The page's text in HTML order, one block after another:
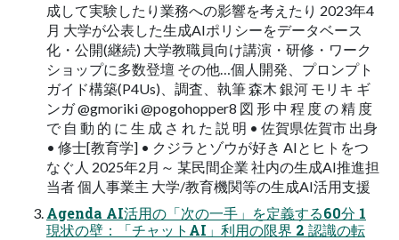
成して実験したり業務への影響を考えたり 2023年4
月 大学が公表した生成AIポリシーをデータベース
化・公開(継続) 大学教職員向け講演・研修・ワーク
ショップに多数登壇 その他…個人開発、プロンプト
ガイド構築(P4Us)、調査、執筆 森木 銀河 モリキ ギ
ンガ @gmoriki @pogohopper8 図 形 中 程 度 の 精 度
で 自 動 的 に 生 成 さ れ た 説 明 • 佐賀県佐賀市 出身
• 修士[教育学] • クジラとゾウが好き AIとヒトをつ
なぐ人 2025年2月～ 某民間企業 社内の生成AI推進担
当者 個人事業主 大学/教育機関等の生成AI活用支援
Agenda AI活用の「次の一手」を定義する60分 1
現状の壁：「チャットAI」利用の限界 2 認識の転